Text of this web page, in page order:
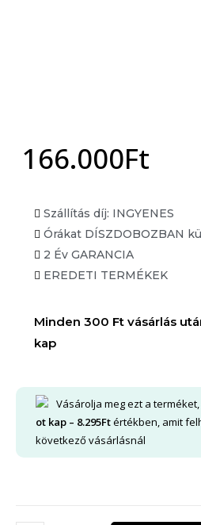
Akció
X
166.000Ft
Szállítás díj: INGYENES
Órákat DÍSZDOBOZBAN
2 Év GARANCIA
EREDETI TERMÉKEK
Minden 300 Ft vásárlás
kap
Vásárolja meg ezt a terméket,
ot kap – 8.295Ftértékben, amit
következő vásárlásnál